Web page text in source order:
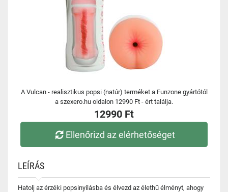
A Vulcan - realisztikus popsi (natúr) terméket a Funzone gyártótól
a szexero.hu oldalon 12990 Ft - ért találja.
12990 Ft
Ellenőrizd az elérhetőséget
LEÍRÁS
Hatolj az érzéki popsinyílásba és élvezd az élethű élményt, ahogy